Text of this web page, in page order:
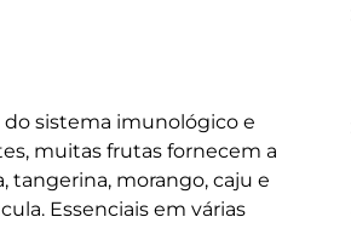
do sistema imunológico e
muitas frutas fornecem a
tangerina, morango, caju e
Essenciais em várias